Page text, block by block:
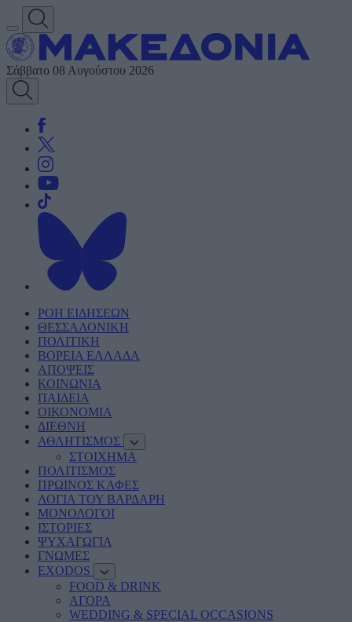
Σάββατο 08 Αυγούστου 2026
ΡΟΗ ΕΙΔΗΣΕΩΝ
ΘΕΣΣΑΛΟΝΙΚΗ
ΠΟΛΙΤΙΚΗ
ΒΟΡΕΙΑ ΕΛΛΑΔΑ
ΑΠΟΨΕΙΣ
ΚΟΙΝΩΝΙΑ
ΠΑΙΔΕΙΑ
ΟΙΚΟΝΟΜΙΑ
ΔΙΕΘΝΗ
ΑΘΛΗΤΙΣΜΟΣ
ΣΤΟΙΧΗΜΑ
ΠΟΛΙΤΙΣΜΟΣ
ΠΡΩΙΝΟΣ ΚΑΦΕΣ
ΛΟΓΙΑ ΤΟΥ ΒΑΡΔΑΡΗ
ΜΟΝΟΛΟΓΟΙ
ΙΣΤΟΡΙΕΣ
ΨΥΧΑΓΩΓΙΑ
ΓΝΩΜΕΣ
EXODOS
FOOD & DRINK
ΑΓΟΡΑ
WEDDING & SPECIAL OCCASIONS